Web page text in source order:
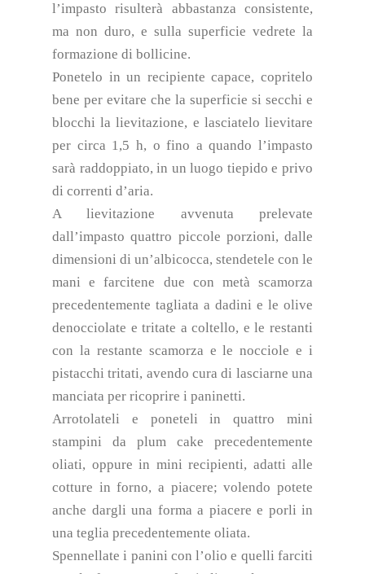
l’impasto risulterà abbastanza consistente,
ma non duro, e sulla superficie vedrete la
formazione di bollicine.
Ponetelo in un recipiente capace, copritelo
bene per evitare che la superficie si secchi e
blocchi la lievitazione, e lasciatelo lievitare
per circa 1,5 h, o fino a quando l’impasto
sarà raddoppiato, in un luogo tiepido e privo
di correnti d’aria.
A lievitazione avvenuta prelevate
dall’impasto quattro piccole porzioni, dalle
dimensioni di un’albicocca, stendetele con le
mani e farcitene due con metà scamorza
precedentemente tagliata a dadini e le olive
denocciolate e tritate a coltello, e le restanti
con la restante scamorza e le nocciole e i
pistacchi tritati, avendo cura di lasciarne una
manciata per ricoprire i paninetti.
Arrotolateli e poneteli in quattro mini
stampini da plum cake precedentemente
oliati, oppure in mini recipienti, adatti alle
cotture in forno, a piacere; volendo potete
anche dargli una forma a piacere e porli in
una teglia precedentemente oliata.
Spennellate i panini con l’olio e quelli farciti